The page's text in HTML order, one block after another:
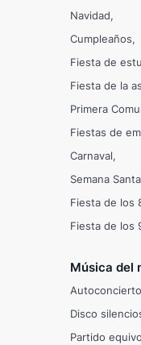
Navidad
Cumpleaños
Fiesta de
Fiesta de la
Primera
Fiestas de
Carnaval
Semana Santa
Fiesta de los
Fiesta de los
Música del
Autoconcierto
Disco
Partido